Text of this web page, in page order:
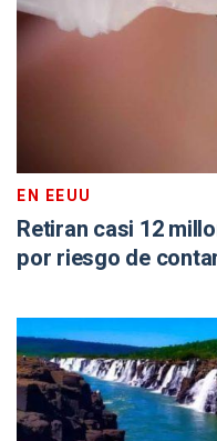
EN EEUU
Retiran casi 12
por riesgo de